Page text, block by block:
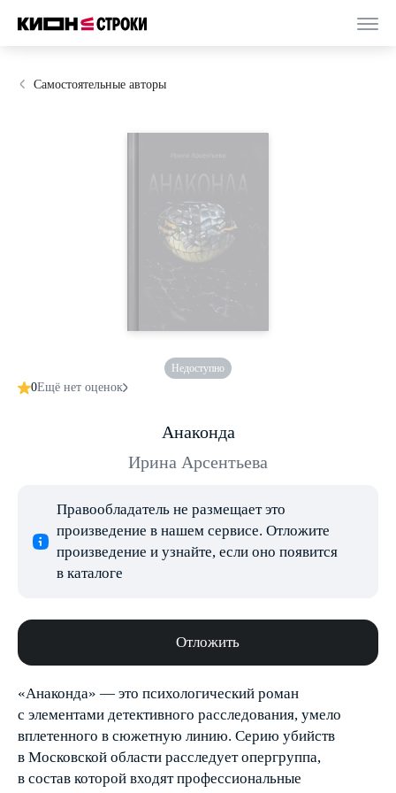
Самостоятельные авторы
Недоступно
0Ещё нет оценок
Анаконда
Ирина Арсентьева
Правообладатель не размещает это
произведение в нашем сервисе. Отложите
произведение и узнайте, если оно появится
в каталоге
Отложить
«Анаконда» — это психологический роман
с элементами детективного расследования, умело
вплетенного в сюжетную линию. Серию убийств
в Московской области расследует опергруппа,
в состав которой входят профессиональные